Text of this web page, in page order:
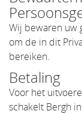
Wij bewaren uw
om de in dit
bereiken.
Betaling
Voor het
schakelt Bergh